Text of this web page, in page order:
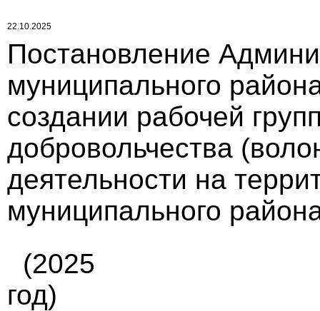
22.10.2025
Постановление
муниципального
создании рабочей
добровольчества
деятельности на
муниципального
(2025
год)